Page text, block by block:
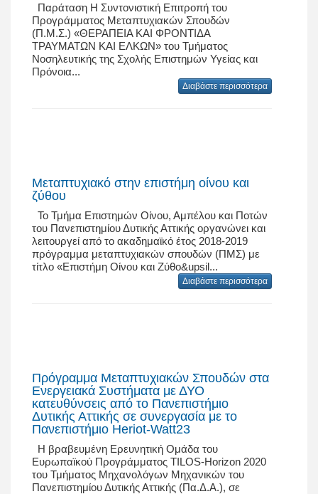
Παράταση Η Συντονιστική Επιτροπή του
Προγράμματος Μεταπτυχιακών Σπουδών
(Π.Μ.Σ.) «ΘΕΡΑΠΕΙΑ ΚΑΙ ΦΡΟΝΤΙΔΑ
ΤΡΑΥΜΑΤΩΝ ΚΑΙ ΕΛΚΩΝ» του Τμήματος
Νοσηλευτικής της Σχολής Επιστημών Υγείας και
Πρόνοια...
Διαβάστε περισσότερα
Μεταπτυχιακό στην επιστήμη οίνου και
ζύθου
Το Τμήμα Επιστημών Οίνου, Αμπέλου και Ποτών
του Πανεπιστημίου Δυτικής Αττικής οργανώνει και
λειτουργεί από το ακαδημαϊκό έτος 2018-2019
πρόγραμμα μεταπτυχιακών σπουδών (ΠΜΣ) με
τίτλο «Επιστήμη Οίνου και Ζύθο&upsil...
Διαβάστε περισσότερα
Πρόγραμμα Μεταπτυχιακών Σπουδών στα
Ενεργειακά Συστήματα με ΔΥΟ
κατευθύνσεις από το Πανεπιστήμιο
Δυτικής Αττικής σε συνεργασία με το
Πανεπιστήμιο Heriot-Watt23
Η βραβευμένη Ερευνητική Ομάδα του
Ευρωπαϊκού Προγράμματος TILOS-Horizon 2020
του Τμήματος Μηχανολόγων Μηχανικών του
Πανεπιστημίου Δυτικής Αττικής (Πα.Δ.Α.), σε